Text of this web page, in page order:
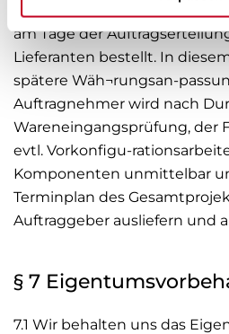
Auftrag¬nehmer die
am Tage der
Lieferanten bestellt. In
spätere Wäh¬rungsan-
Auftragnehmer wird nach
Wareneingangsprüfung, der
evtl. Vorkonfigu-
Komponenten unmittelbar
Terminplan des
Auftraggeber ausliefern und
§ 7
7.1 Wir behalten uns das